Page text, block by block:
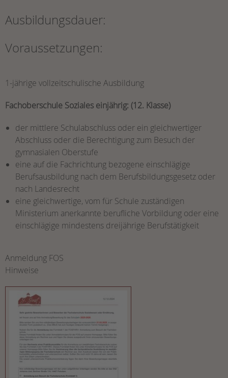
Ausbildungsdauer:
Voraussetzungen:
1-jährige vollzeitschulische Ausbildung
Fachoberschule Soziales einjährig: (12. Klasse)
der mittlere Schulabschluss oder ein gleichwertiger
Abschluss oder die Berechtigung zum Besuch der
gymnasialen Oberstufe
eine auf die Fachrichtung bezogene einschlägige
Berufsausbildung nach dem Berufsbildungsgesetz oder
nach Landesrecht
eine gleichwertige, vom für Schule zuständigen
Ministerium anerkannte berufliche Vorbildung oder eine
einschlägige mindestens dreijährige Berufstätigkeit
Anmeldung FOS
Hinweise